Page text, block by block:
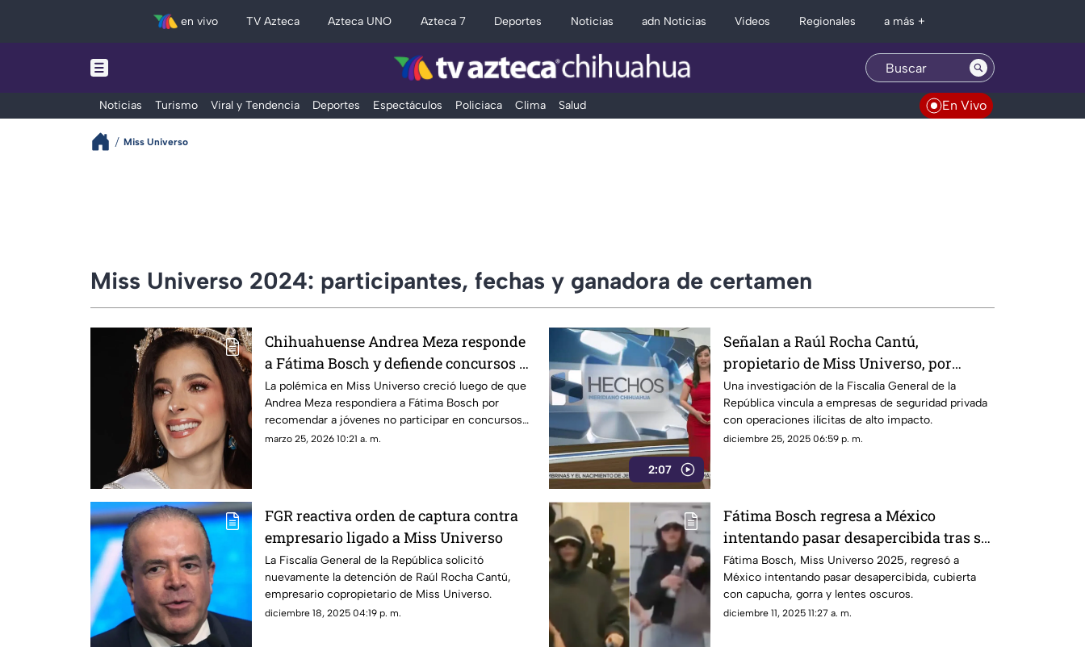
en vivo TV Azteca Azteca UNO Azteca 7 Deportes Noticias adn Noticias Videos Regionales a más +
Noticias Turismo Viral y Tendencia Deportes Espectáculos Policiaca Clima Salud En Vivo
Miss Universo
Miss Universo 2024: participantes, fechas y ganadora de certamen
Chihuahuense Andrea Meza responde
a Fátima Bosch y defiende concursos de
belleza
La polémica en Miss Universo creció luego de que
Andrea Meza respondiera a Fátima Bosch por
recomendar a jóvenes no participar en concursos
de belleza.
marzo 25, 2026 10:21 a. m.
2:07
Señalan a Raúl Rocha Cantú,
propietario de Miss Universo, por
presunta red criminal ligada al tráfico
de armas
Una investigación de la Fiscalía General de la
República vincula a empresas de seguridad privada
con operaciones ilícitas de alto impacto.
diciembre 25, 2025 06:59 p. m.
FGR reactiva orden de captura contra
empresario ligado a Miss Universo
La Fiscalía General de la República solicitó
nuevamente la detención de Raúl Rocha Cantú,
empresario copropietario de Miss Universo.
diciembre 18, 2025 04:19 p. m.
Fátima Bosch regresa a México
intentando pasar desapercibida tras ser
coronada Miss Universo | VIDEO
Fátima Bosch, Miss Universo 2025, regresó a
México intentando pasar desapercibida, cubierta
con capucha, gorra y lentes oscuros.
diciembre 11, 2025 11:27 a. m.